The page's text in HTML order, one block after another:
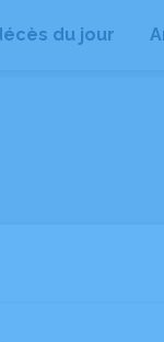
du jour